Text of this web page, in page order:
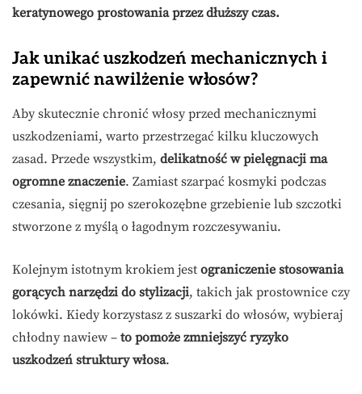
keratynowego prostowania przez dłuższy czas.
Jak unikać uszkodzeń mechanicznych i
zapewnić nawilżenie włosów?
Aby skutecznie chronić włosy przed mechanicznymi
uszkodzeniami, warto przestrzegać kilku kluczowych
zasad. Przede wszystkim, delikatność w pielęgnacji ma
ogromne znaczenie. Zamiast szarpać kosmyki podczas
czesania, sięgnij po szerokozębne grzebienie lub szczotki
stworzone z myślą o łagodnym rozczesywaniu.
Kolejnym istotnym krokiem jest ograniczenie stosowania
gorących narzędzi do stylizacji, takich jak prostownice czy
lokówki. Kiedy korzystasz z suszarki do włosów, wybieraj
chłodny nawiew – to pomoże zmniejszyć ryzyko
uszkodzeń struktury włosa.